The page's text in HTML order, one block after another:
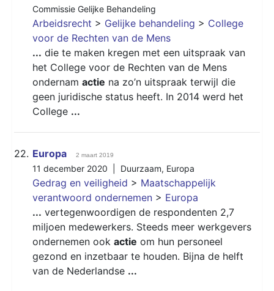
Commissie Gelijke Behandeling
Arbeidsrecht > Gelijke behandeling > College
voor de Rechten van de Mens
... die te maken kregen met een uitspraak van
het College voor de Rechten van de Mens
ondernam actie na zo’n uitspraak terwijl die
geen juridische status heeft. In 2014 werd het
College ...
22. Europa 2 maart 2019
11 december 2020 | Duurzaam, Europa
Gedrag en veiligheid > Maatschappelijk
verantwoord ondernemen > Europa
... vertegenwoordigen de respondenten 2,7
miljoen medewerkers. Steeds meer werkgevers
ondernemen ook actie om hun personeel
gezond en inzetbaar te houden. Bijna de helft
van de Nederlandse ...